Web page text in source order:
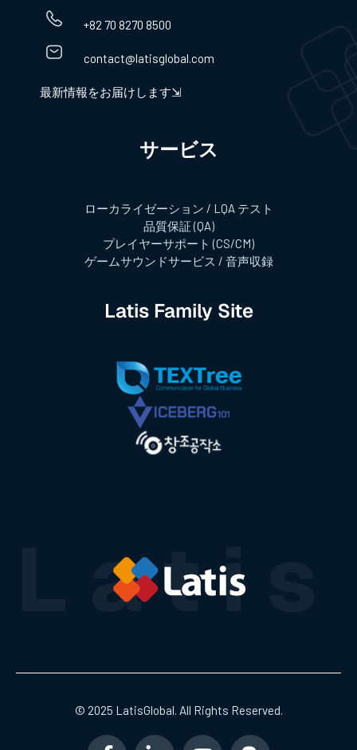
+82 70 8270 8500
contact@latisglobal.com
最新情報をお届けします⇲
サービス​
ローカライゼーション / LQA テスト
品質保証 (QA)
プレイヤーサポート (CS/CM)
ゲームサウンドサービス / 音声収録
Latis Family Site
© 2025 LatisGlobal. All Rights Reserved.